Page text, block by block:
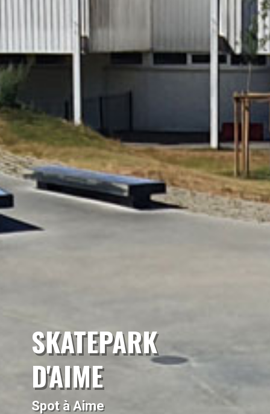
SKATEPARK
D'AIME
Spot à Aime